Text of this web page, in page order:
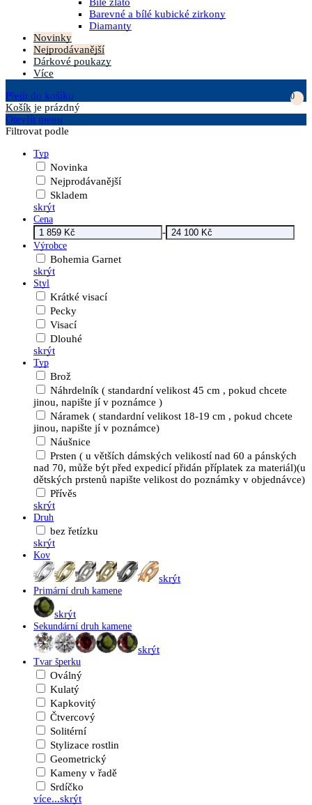
Barevné a bílé kubické zirkony
Diamanty
Novinky
Nejprodávanější
Dárkové poukazy
Více
Přejít do košíku
0
Košík je prázdný
Otevřít menu
Filtrovat podle
Typ
Novinka
Nejprodávanější
Skladem
skrýt
Cena
-
Výrobce
Bohemia Garnet
skrýt
Styl
Krátké visací
Pecky
Visací
Dlouhé
skrýt
Typ
Brož
Náhrdelník ( standardní velikost 45 cm , pokud chcete
jinou, napište jí v poznámce )
Náramek ( standardní velikost 18-19 cm , pokud chcete
jinou, napište jí v poznámce)
Náušnice
Prsten ( u větších dámských velikostí nad 60 a pánských
nad 70, může být před expedicí přidán příplatek za materiál)(u
dětských prstenů napište velikost do poznámky v objednávce)
Přívěs
skrýt
Druh
bez řetízku
skrýt
Kov
skrýt
Primární druh kamene
skrýt
Sekundární druh kamene
skrýt
Tvar šperku
Oválný
Kulatý
Kapkovitý
Čtvercový
Solitérní
Stylizace rostlin
Geometrický
Kameny v řadě
Srdíčko
více...skrýt